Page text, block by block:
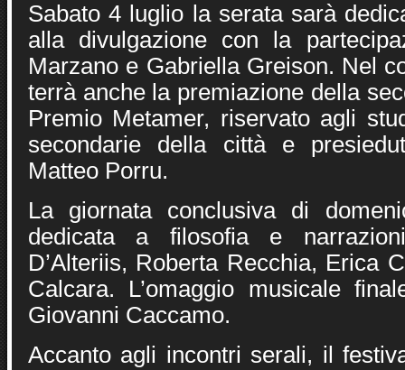
Sabato 4 luglio la serata sarà
alla divulgazione con la
Marzano e Gabriella Greison. Nel
terrà anche la premiazione della
Premio Metamer, riservato agli
secondarie della città e
Matteo Porru.
La giornata conclusiva di
dedicata a filosofia e
D’Alteriis, Roberta Recchia, Erica
Calcara. L’omaggio musicale
Giovanni Caccamo.
Accanto agli incontri serali, il